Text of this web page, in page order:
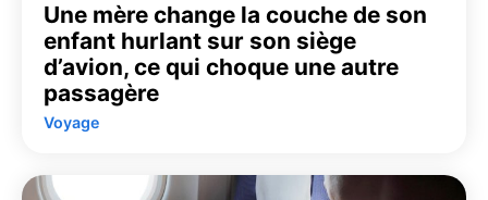
Une mère change la couche de son
enfant hurlant sur son siège
d’avion, ce qui choque une autre
passagère
Voyage